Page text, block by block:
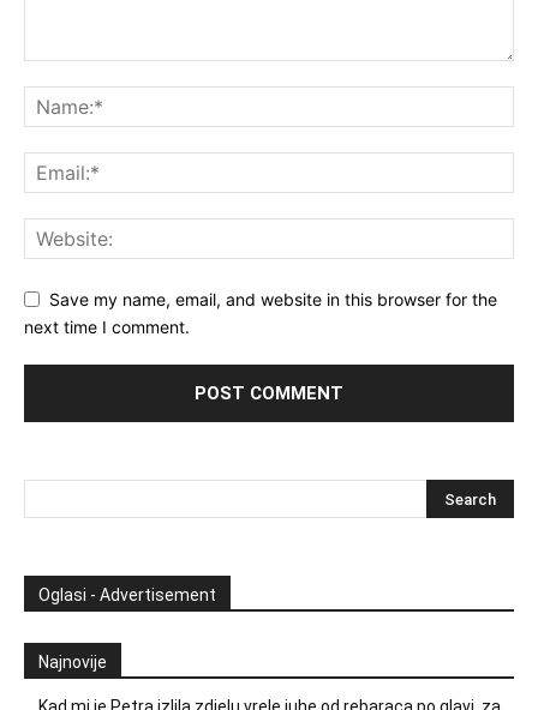
Save my name, email, and website in this browser for the
next time I comment.
Oglasi - Advertisement
Najnovije
Kad mi je Petra izlila zdjelu vrele juhe od rebaraca po glavi, za